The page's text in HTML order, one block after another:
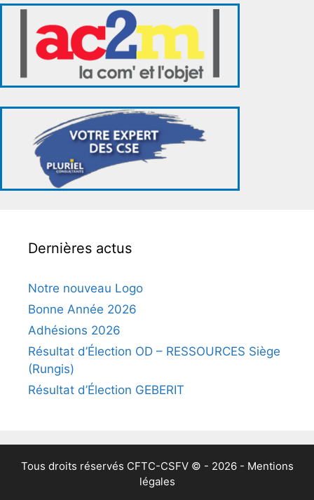
Dernières actus
Notre nouveau Logo
Bonne Année 2026
Adhésions 2026
Résultat d’Élection OD – RESSOURCES Siège
(Rungis)
Résultat d’Élection GEBERIT
Tous droits réservés CFTC-CSFV© - 2026 - Mentions
légales